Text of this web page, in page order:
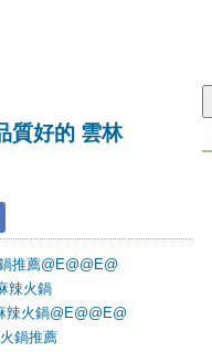
質好的 雲林
推薦@E@@E@
辣火鍋
辣火鍋@E@@E@
鍋推薦